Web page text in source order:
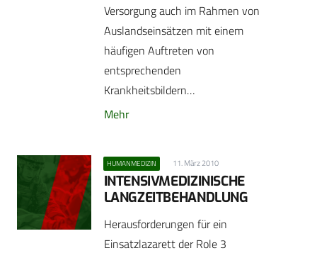
Versorgung auch im Rahmen von
Auslandseinsätzen mit einem
häufigen Auftreten von
entsprechenden
Krankheitsbildern…
Mehr
HUMANMEDIZIN 11. März 2010
INTENSIVMEDIZINISCHE
LANGZEITBEHANDLUNG
Herausforderungen für ein
Einsatzlazarett der Role 3